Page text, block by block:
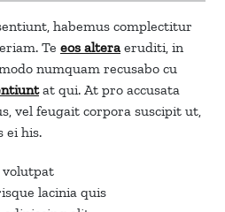
habemus complectitur
Te eos altera eruditi, in
numquam recusabo cu
at qui. At pro accusata
vel feugait corpora suscipit ut,
ei his.
volutpat
lacinia quis